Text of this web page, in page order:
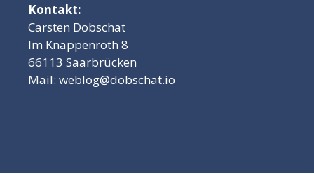
Kontakt:
Carsten Dobschat
Im Knappenroth 8
66113 Saarbrücken
Mail: weblog@dobschat.io